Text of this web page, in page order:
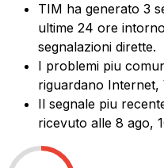
TIM ha generato 3
ultime 24 ore
segnalazioni dirette.
I problemi piu
riguardano Internet,
Il segnale piu
ricevuto alle 8 ago,